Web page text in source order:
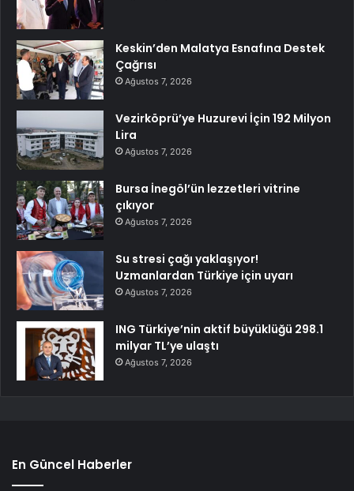
Keskin’den Malatya Esnafına Destek
Çağrısı
Ağustos 7, 2026
Vezirköprü’ye Huzurevi İçin 192 Milyon
Lira
Ağustos 7, 2026
Bursa İnegöl’ün lezzetleri vitrine
çıkıyor
Ağustos 7, 2026
Su stresi çağı yaklaşıyor!
Uzmanlardan Türkiye için uyarı
Ağustos 7, 2026
ING Türkiye’nin aktif büyüklüğü 298.1
milyar TL’ye ulaştı
Ağustos 7, 2026
En Güncel Haberler